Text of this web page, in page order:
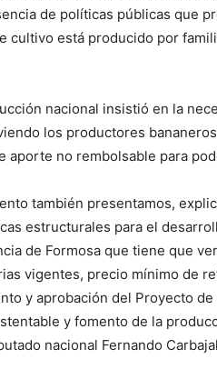
de políticas públicas que
cultivo está producido por
nacional insistió en la
los productores
aporte no rembolsable para
también presentamos,
estructurales para el
de Formosa que tiene que
vigentes, precio mínimo de
y aprobación del Proyecto
y fomento de la
nacional Fernando